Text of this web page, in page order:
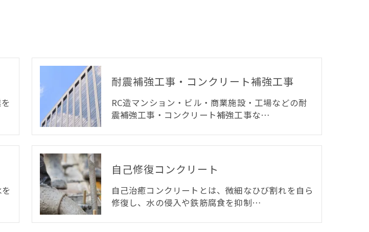
耐震補強工事・コンクリート補強工事
RC造マンション・ビル・商業施設・工場などの耐
震補強工事・コンクリート補強工事な…
自己修復コンクリート
自己治癒コンクリートとは、微細なひび割れを自ら
修復し、水の侵入や鉄筋腐食を抑制…